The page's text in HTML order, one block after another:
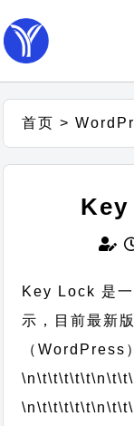
首页 >
Key
Key Lock 是一
示，目前最新
（WordPress
\n\t\t\t\t\t
\n\t\t\t\t\t